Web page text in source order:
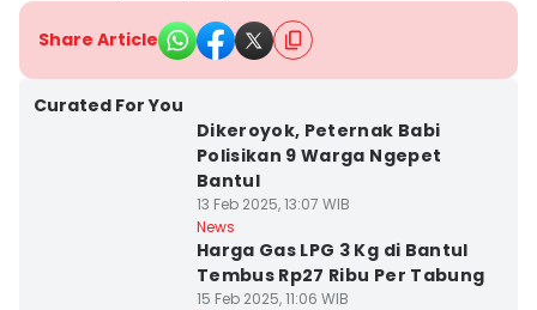
Share Article
Curated For You
Dikeroyok, Peternak Babi
Polisikan 9 Warga Ngepet
Bantul
13 Feb 2025, 13:07 WIB
News
Harga Gas LPG 3 Kg di Bantul
Tembus Rp27 Ribu Per Tabung
15 Feb 2025, 11:06 WIB